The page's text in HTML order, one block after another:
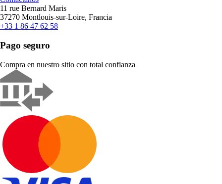
11 rue Bernard Maris
37270 Montlouis-sur-Loire, Francia
+33 1 86 47 62 58
Pago seguro
Compra en nuestro sitio con total confianza